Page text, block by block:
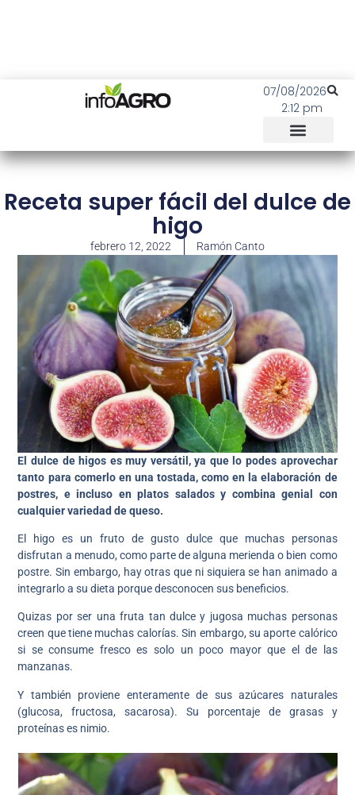
07/08/2026
2:12 pm
Receta super fácil del dulce de
higo
febrero 12, 2022 Ramón Canto
El dulce de higos es muy versátil, ya que lo podes aprovechar
tanto para comerlo en una tostada, como en la elaboración de
postres, e incluso en platos salados y combina genial con
cualquier variedad de queso.
El higo es un fruto de gusto dulce que muchas personas
disfrutan a menudo, como parte de alguna merienda o bien como
postre. Sin embargo, hay otras que ni siquiera se han animado a
integrarlo a su dieta porque desconocen sus beneficios.
Quizas por ser una fruta tan dulce y jugosa muchas personas
creen que tiene muchas calorías. Sin embargo, su aporte calórico
si se consume fresco es solo un poco mayor que el de las
manzanas.
Y también proviene enteramente de sus azúcares naturales
(glucosa, fructosa, sacarosa). Su porcentaje de grasas y
proteínas es nimio.